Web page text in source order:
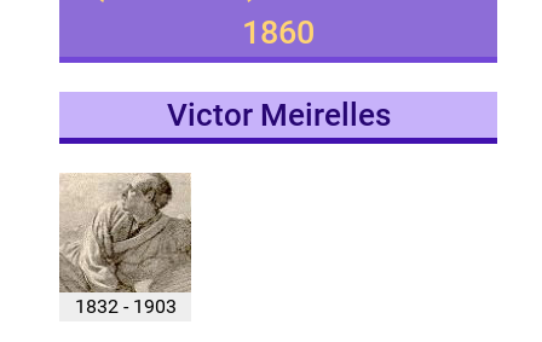
1860
Victor Meirelles
1832 - 1903